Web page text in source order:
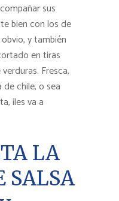
sus
bien con los de
y también
en tiras
Fresca,
chile, o sea
¡les va a
LA
SALSA